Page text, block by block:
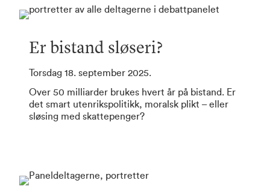
Er bistand sløseri?
Torsdag 18. september 2025.
Over 50 milliarder brukes hvert år på bistand. Er
det smart utenrikspolitikk, moralsk plikt – eller
sløsing med skattepenger?